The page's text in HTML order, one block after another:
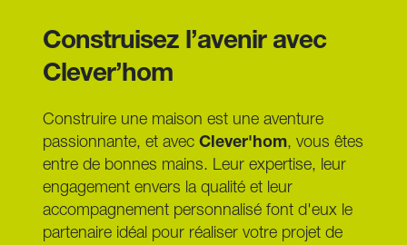
performance garantie, est souvent perçu comme un
banques.
Construisez l’avenir avec
Clever’hom
Construire une maison est une aventure
passionnante, et avec Clever'hom, vous êtes
entre de bonnes mains. Leur expertise, leur
engagement envers la qualité et leur
accompagnement personnalisé font d'eux le
partenaire idéal pour réaliser votre projet de